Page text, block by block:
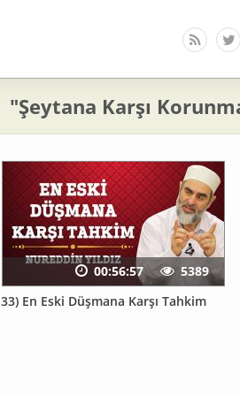
"Şeytana Karşı
33) En Eski Düşmana Karşı Tahkim
00:56:57 5389